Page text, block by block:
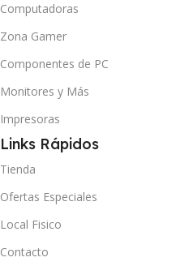
Computadoras
Zona Gamer
Componentes de PC
Monitores y Más
Impresoras
Links Rápidos
Tienda
Ofertas Especiales
Local Fisico
Contacto